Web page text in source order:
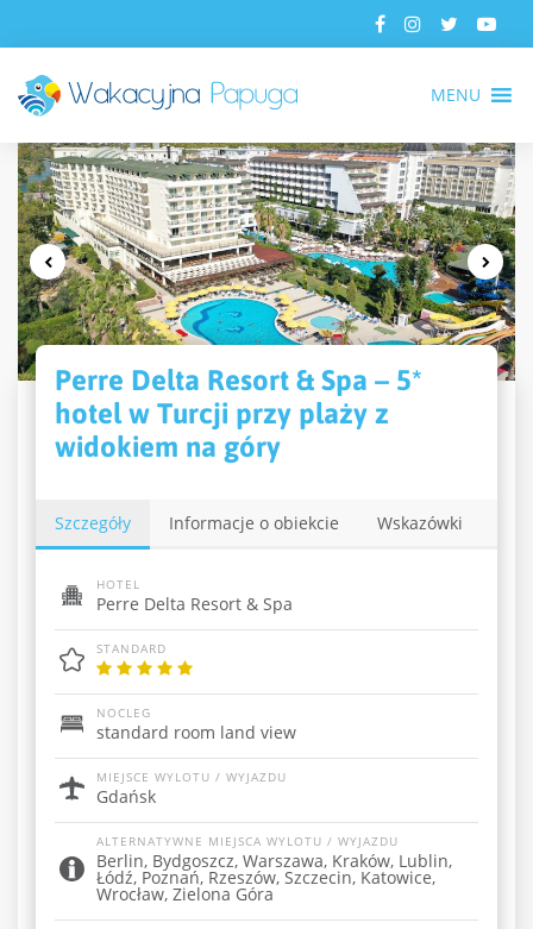
MENU
Perre Delta Resort & Spa – 5*
hotel w Turcji przy plaży z
widokiem na góry
Szczegóły Informacje o obiekcie Wskazówki
HOTEL
Perre Delta Resort & Spa
STANDARD
NOCLEG
standard room land view
MIEJSCE WYLOTU / WYJAZDU
Gdańsk
ALTERNATYWNE MIEJSCA WYLOTU / WYJAZDU
Berlin, Bydgoszcz, Warszawa, Kraków, Lublin,
Łódź, Poznań, Rzeszów, Szczecin, Katowice,
Wrocław, Zielona Góra